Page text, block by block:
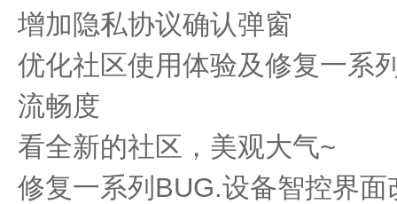
增加隐私协议确认弹窗
优化社区使用体验及修复一系
流畅度
看全新的社区，美观大气~
修复一系列BUG.设备智控界面